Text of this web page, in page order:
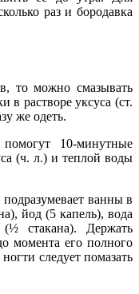
раз и бородавка
то можно смазывать
в растворе уксуса (ст.
же одеть.
10-минутные
(ч. л.) и теплой воды
ванны в
йод (5 капель), вода
стакана). Держать
момента его полного
следует помазать